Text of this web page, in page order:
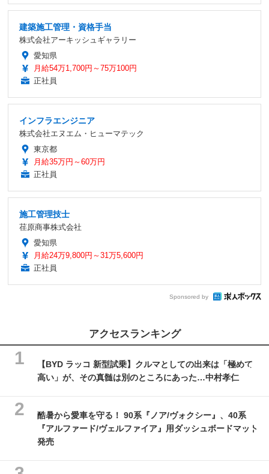
建築施工管理・資格手当
株式会社アーキッシュギャラリー
愛知県
月給54万1,700円～75万100円
正社員
インフラエンジニア
株式会社エヌエム・ヒューマテック
東京都
月給35万円～60万円
正社員
施工管理技士
荏原商事株式会社
愛知県
月給24万9,800円～31万5,600円
正社員
Sponsored by
アクセスランキング
【BYD ラッコ 新型試乗】クルマとしての出来は「極めて
高い」が、その真髄は別のところにあった…中村孝仁
酷暑から愛車を守る！ 90系『ノア/ヴォクシー』、40系
『アルファード/ヴェルファイア』用ダッシュボードマット
発売